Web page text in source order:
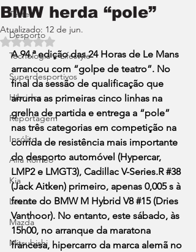
Teste
Desporto
Tecnologia e Lifestyle
Superdesportivos
Híbridos
Reportagem
Insólito
Alfa Romeo
Kia
Lexus
Mazda
Mitsubishi
BMW herda “pole”
Atualizado: 12 de jun.
Avaliado com NaN de 5 estrelas.
A 94.ª edição das 24 Horas de Le Mans
arrancou com “golpe de teatro”. No
final da sessão de qualificação que
arruma as primeiras cinco linhas na
grelha de partida e entrega a “pole”
nas três categorias em competição na
corrida de resistência mais importante
do desporto automóvel (Hypercar,
LMP2 e LMGT3), Cadillac V-Series.R #38
(Jack Aitken) primeiro, apenas 0,005 s à
frente do BMW M Hybrid V8 #15 (Dries
Vanthoor). No entanto, este sábado, às
15h00, no arranque da maratona
francesa, hipercarro da marca alemã no